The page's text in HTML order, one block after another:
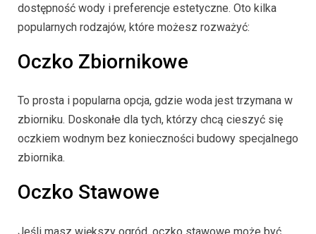
dostępność wody i preferencje estetyczne. Oto kilka
popularnych rodzajów, które możesz rozważyć:
Oczko Zbiornikowe
To prosta i popularna opcja, gdzie woda jest trzymana w
zbiorniku. Doskonałe dla tych, którzy chcą cieszyć się
oczkiem wodnym bez konieczności budowy specjalnego
zbiornika.
Oczko Stawowe
Jeśli masz większy ogród, oczko stawowe może być